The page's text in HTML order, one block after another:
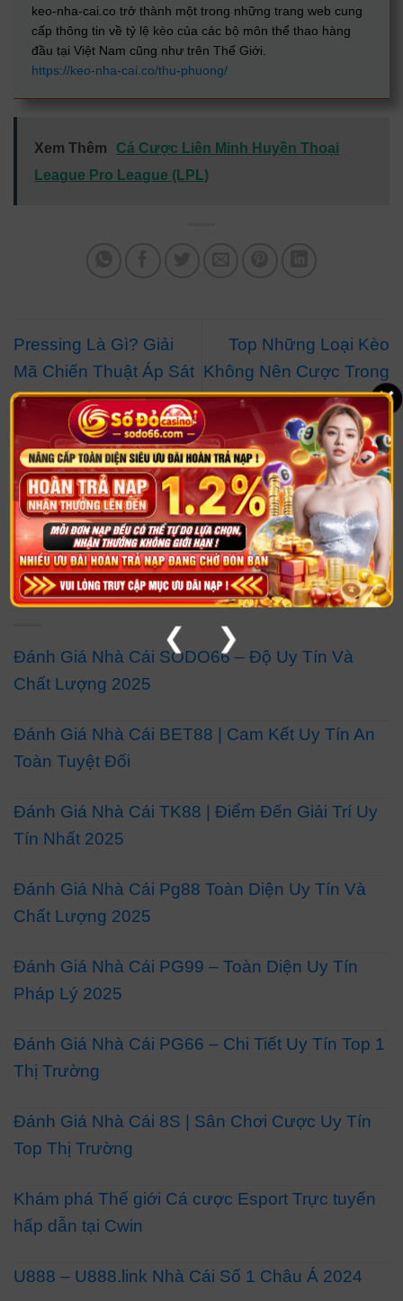
keo-nha-cai.co trở thành một trong những trang web cung
cấp thông tin về tỷ lệ kèo của các bộ môn thể thao hàng
đầu tại Việt Nam cũng như trên Thế Giới.
https://keo-nha-cai.co/thu-phuong/
Xem Thêm
Cá Cược Liên Minh Huyền Thoại
League Pro League (LPL)
Pressing Là Gì? Giải
Mã Chiến Thuật Áp Sát
Cường Độ Cao
Top Những Loại Kèo
Không Nên Cược Trong
Bóng Đá 2025
Để lại một bình luận
Bạn phảiđăng nhậpđể gửi bình luận.
NHÀ CÁI UY TÍN
Đánh Giá Nhà Cái SODO66 – Độ Uy Tín Và
Chất Lượng 2025
Đánh Giá Nhà Cái BET88 | Cam Kết Uy Tín An
Toàn Tuyệt Đối
Đánh Giá Nhà Cái TK88 | Điểm Đến Giải Trí Uy
Tín Nhất 2025
Đánh Giá Nhà Cái Pg88 Toàn Diện Uy Tín Và
Chất Lượng 2025
Đánh Giá Nhà Cái PG99 – Toàn Diện Uy Tín
Pháp Lý 2025
Đánh Giá Nhà Cái PG66 – Chi Tiết Uy Tín Top 1
Thị Trường
Đánh Giá Nhà Cái 8S | Sân Chơi Cược Uy Tín
Top Thị Trường
Khám phá Thế giới Cá cược Esport Trực tuyến
hấp dẫn tại Cwin
U888 – U888.link Nhà Cái Số 1 Châu Á 2024
×
❮ ❯